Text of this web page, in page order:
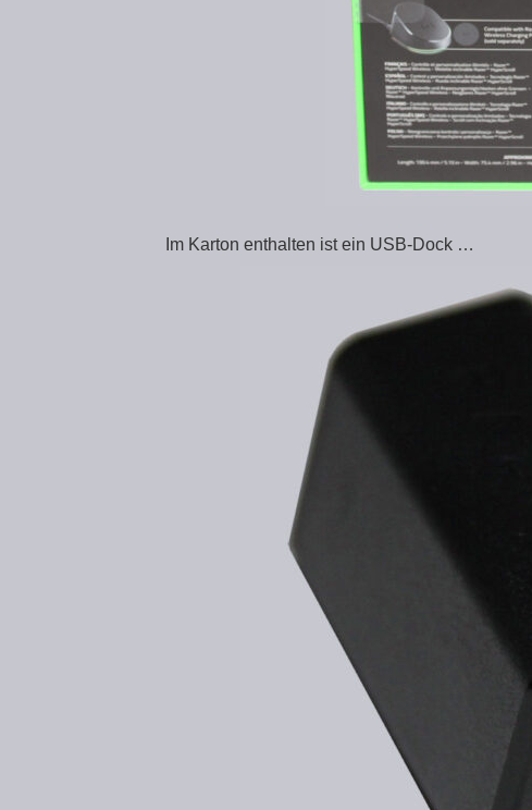
Im Karton enthalten ist ein USB-Dock …